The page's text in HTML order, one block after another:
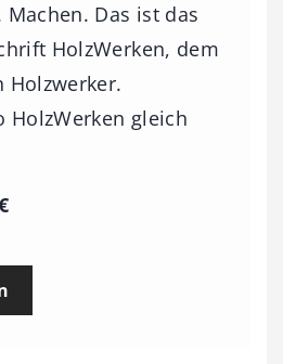
Machen. Das ist das
HolzWerken, dem
Holzwerker.
HolzWerken gleich
P
e